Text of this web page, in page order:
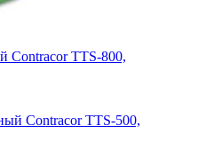
Contracor TTS-800,